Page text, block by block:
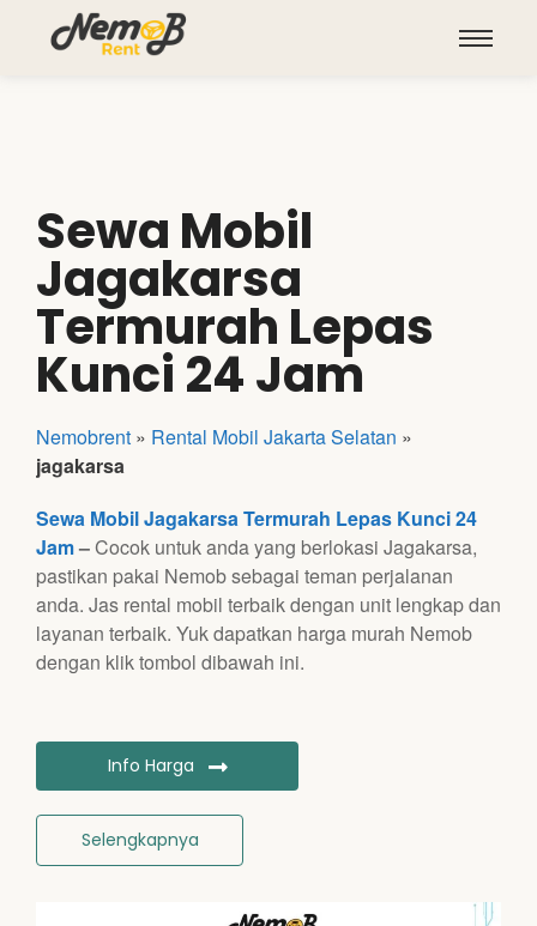
Sewa Mobil
Jagakarsa
Termurah Lepas
Kunci 24 Jam
Nemobrent » Rental Mobil Jakarta Selatan »
jagakarsa
Sewa Mobil Jagakarsa Termurah Lepas Kunci 24
Jam–Cocok untuk anda yang berlokasi Jagakarsa,
pastikan pakai Nemob sebagai teman perjalanan
anda. Jas rental mobil terbaik dengan unit lengkap dan
layanan terbaik. Yuk dapatkan harga murah Nemob
dengan klik tombol dibawah ini.
Info Harga
Selengkapnya